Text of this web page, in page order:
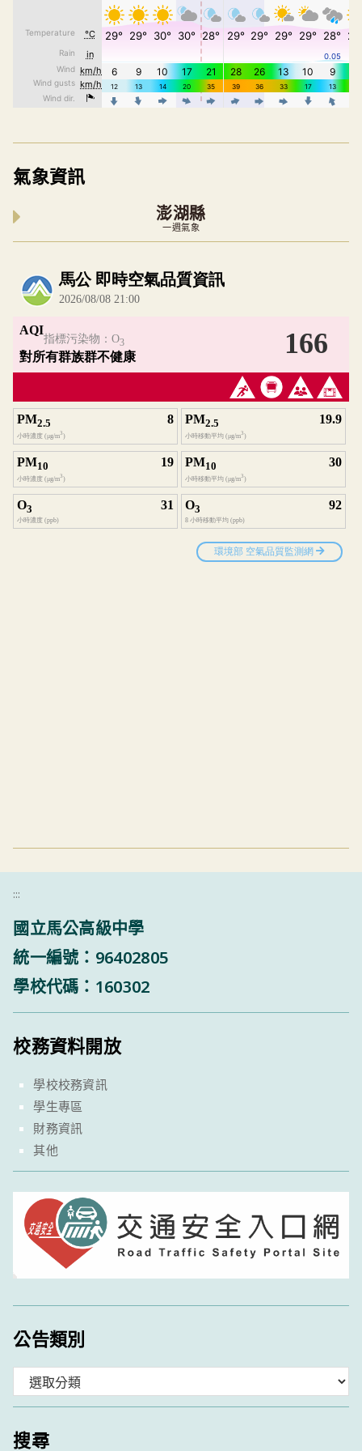
氣象資訊
澎湖縣
一週氣象
內嵌空氣品質小工具為視覺預覽，完整即時空
:::
國立馬公高級中學
統一編號：96402805
學校代碼：160302
校務資料開放
學校校務資訊
學生專區
財務資訊
其他
公告類別
類
搜尋